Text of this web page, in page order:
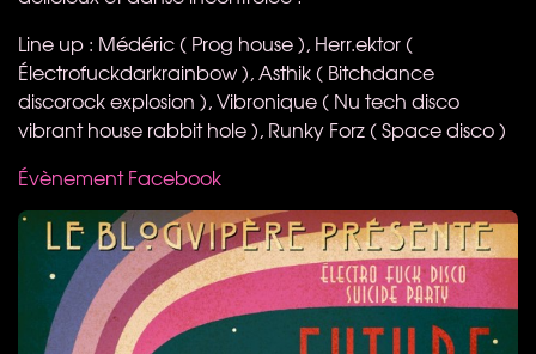
Line up : Médéric ( Prog house ), Herr.ektor (
Électrofuckdarkrainbow ), Asthik ( Bitchdance
discorock explosion ), Vibronique ( Nu tech disco
vibrant house rabbit hole ), Runky Forz ( Space disco )
Évènement Facebook